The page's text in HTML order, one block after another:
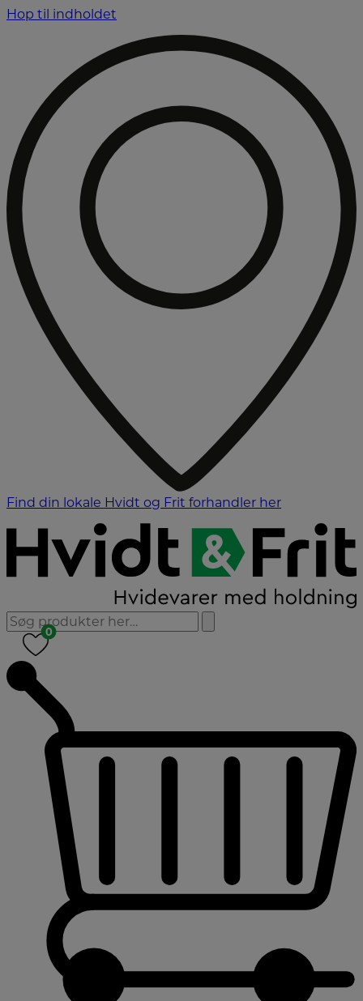
Hop til indholdet
Find din lokale Hvidt og Frit forhandler her
0
0